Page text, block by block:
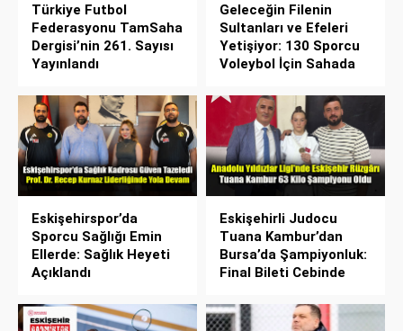
Türkiye Futbol
Federasyonu TamSaha
Dergisi’nin 261. Sayısı
Yayınlandı
Geleceğin Filenin
Sultanları ve Efeleri
Yetişiyor: 130 Sporcu
Voleybol İçin Sahada
Eskişehirspor’da
Sporcu Sağlığı Emin
Ellerde: Sağlık Heyeti
Açıklandı
Eskişehirli Judocu
Tuana Kambur’dan
Bursa’da Şampiyonluk:
Final Bileti Cebinde